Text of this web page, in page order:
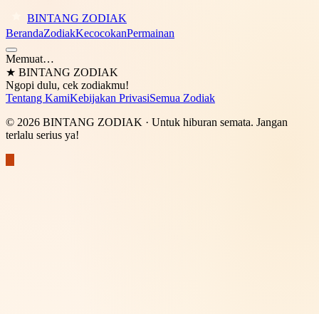
BINTANG ZODIAK
BerandaZodiakKecocokanPermainan
Memuat…
★ BINTANG ZODIAK
Ngopi dulu, cek zodiakmu!
Tentang KamiKebijakan PrivasiSemua Zodiak
© 2026 BINTANG ZODIAK · Untuk hiburan semata. Jangan
terlalu serius ya!